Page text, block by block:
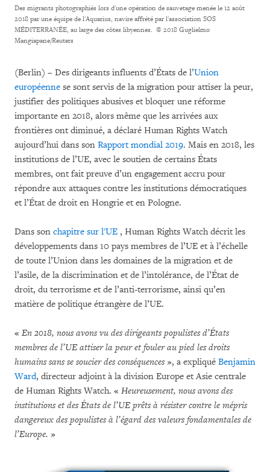
Des migrants photographiés lors d'une opération de sauvetage menée le 12 août
2018 par une équipe de l'Aquarius, navire affrété par l'association SOS
MÉDITERRANÉE, au large des côtes libyennes. © 2018 Guglielmo
Mangiapane/Reuters
(Berlin) – Des dirigeants influents d’États de l’Union
européenne se sont servis de la migration pour attiser la peur,
justifier des politiques abusives et bloquer une réforme
importante en 2018, alors même que les arrivées aux
frontières ont diminué, a déclaré Human Rights Watch
aujourd’hui dans son Rapport mondial 2019. Mais en 2018, les
institutions de l’UE, avec le soutien de certains États
membres, ont fait preuve d’un engagement accru pour
répondre aux attaques contre les institutions démocratiques
et l’État de droit en Hongrie et en Pologne.
Dans son chapitre sur l'UE , Human Rights Watch décrit les
développements dans 10 pays membres de l’UE et à l’échelle
de toute l’Union dans les domaines de la migration et de
l’asile, de la discrimination et de l’intolérance, de l’État de
droit, du terrorisme et de l’anti-terrorisme, ainsi qu’en
matière de politique étrangère de l’UE.
« En 2018, nous avons vu des dirigeants populistes d’États
membres de l’UE attiser la peur et fouler au pied les droits
humains sans se soucier des conséquences», a expliqué Benjamin
Ward, directeur adjoint à la division Europe et Asie centrale
de Human Rights Watch. « Heureusement, nous avons des
institutions et des États de l’UE prêts à résister contre le mépris
dangereux des populistes à l’égard des valeurs fondamentales de
l’Europe. »